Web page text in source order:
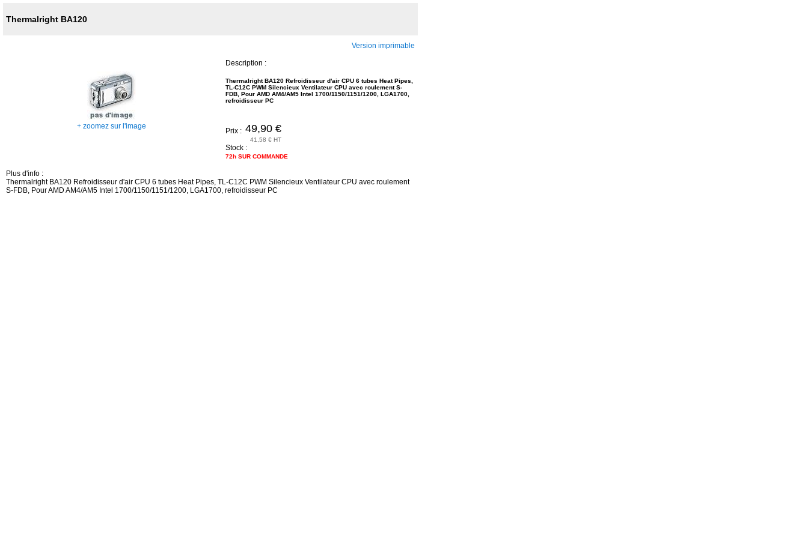
Thermalright BA120
+ zoomez sur l'image
Version imprimable
Description :
Thermalright BA120 Refroidisseur d'air CPU 6 tubes Heat Pipes,
TL-C12C PWM Silencieux Ventilateur CPU avec roulement S-
FDB, Pour AMD AM4/AM5 Intel 1700/1150/1151/1200, LGA1700,
refroidisseur PC
Prix : 49,90 €
41,58 € HT
Stock :
72h SUR COMMANDE
Plus d'info :
Thermalright BA120 Refroidisseur d'air CPU 6 tubes Heat Pipes, TL-C12C PWM Silencieux Ventilateur CPU avec roulement
S-FDB, Pour AMD AM4/AM5 Intel 1700/1150/1151/1200, LGA1700, refroidisseur PC